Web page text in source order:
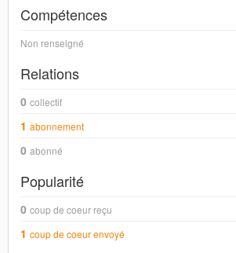
Compétences
Non renseigné
Relations
0 collectif
1 abonnement
0 abonné
Popularité
0 coup de coeur reçu
1 coup de coeur envoyé